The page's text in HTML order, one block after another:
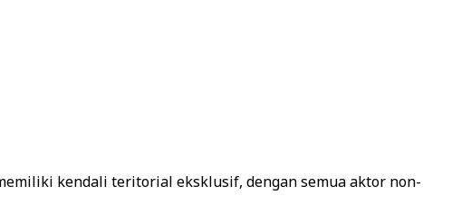
kendali teritorial eksklusif, dengan semua aktor non-